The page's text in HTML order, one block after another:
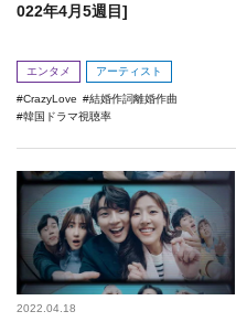
022年4月5週目]
エンタメ アーティスト
CrazyLove
結婚作詞離婚作曲
韓国ドラマ視聴率
2022.04.18